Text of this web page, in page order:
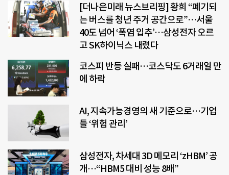
[더나은미래 뉴스브리핑] 황희 “폐기되
는 버스를 청년 주거 공간으로”…서울
40도 넘어 ‘폭염 입추’…삼성전자 오르
고 SK하이닉스 내렸다
코스피 반등 실패…코스닥도 6거래일 만
에 하락
AI, 지속가능경영의 새 기준으로…기업
들 ‘위험 관리’
삼성전자, 차세대 3D 메모리 ‘zHBM’ 공
개…“HBM5 대비 성능 8배”